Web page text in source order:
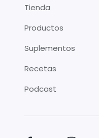
Tienda
Productos
Suplementos
Recetas
Podcast